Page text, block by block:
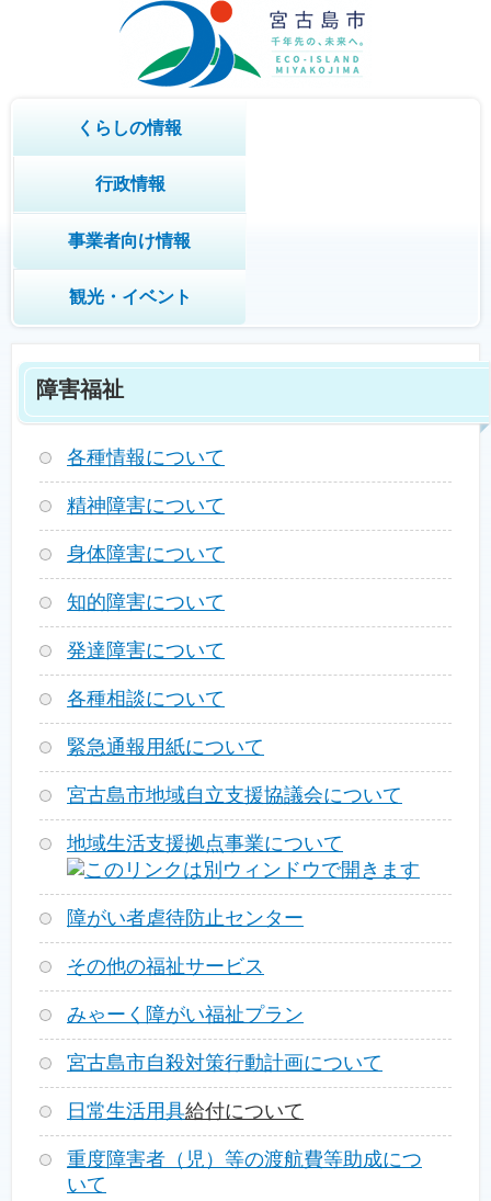
くらしの情報
行政情報
事業者向け情報
観光・イベント
障害福祉
各種情報について
精神障害について
身体障害について
知的障害について
発達障害について
各種相談について
緊急通報用紙について
宮古島市地域自立支援協議会について
地域生活支援拠点事業について
障がい者虐待防止センター
その他の福祉サービス
みゃーく障がい福祉プラン
宮古島市自殺対策行動計画について
日常生活用具給付について
重度障害者（児）等の渡航費等助成につ
いて